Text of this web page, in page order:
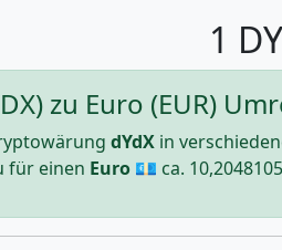
1
zu Euro (EUR)
dYdX in
für einen Euro 💶 ca.